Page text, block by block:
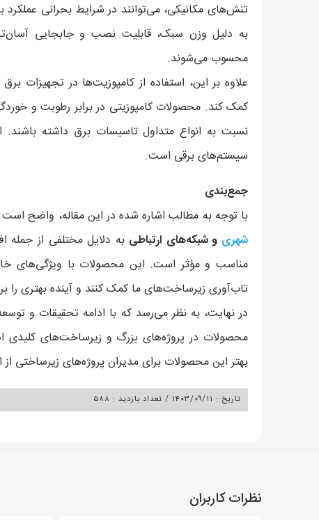
تنش‌های مکانیکی، می‌توانند در شرایط بحرانی عملکرد
به دلیل وزن سبک، قابلیت نصب و جابجایی
محسوب می‌شوند.
علاوه بر این، استفاده از کامپوزیت‌ها در تجهیزات
کمک کند. محصولات کامپوزیتی در برابر رطوبت و
نسبت به انواع متداول تاسیسات برق داشته باشند.
سیستم‌های برقی است.
جمع‌بندی
با توجه به مطالب اشاره شده در این مقاله، واضح است
شهری و شبکه‌های ارتباطی به دلایل مختلفی از جمله
مناسب و مؤثر است. این محصولات با ویژگی‌های
تاب‌آوری زیرساخت‌های ما کمک کنند و آینده بهتری را
در نهایت، به نظر می‌رسد که با ادامه تحقیقات و
محصولات در پروژه‌های بزرگ و زیرساخت‌های کلیدی
بهتر این محصولات برای مدیران پروژه‌های زیرساختی
تاریخ : ۱۴۰۳/۰۹/۱۱ / تعداد بازدید : ۵۸۸
نظرات کاربران